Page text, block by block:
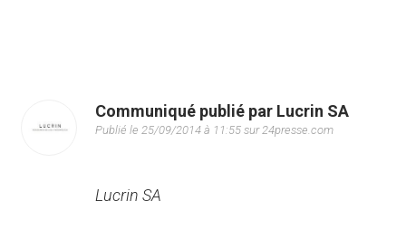
Communiqué publié par Lucrin SA
Publié le 25/09/2014 à 11:55 sur 24presse.com
Lucrin SA